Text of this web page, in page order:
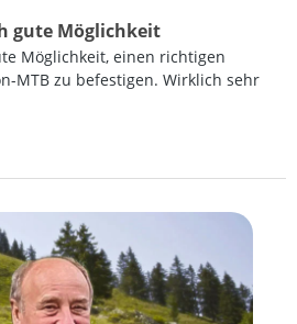
gute Möglichkeit
Möglichkeit, einen richtigen
MTB zu befestigen. Wirklich sehr